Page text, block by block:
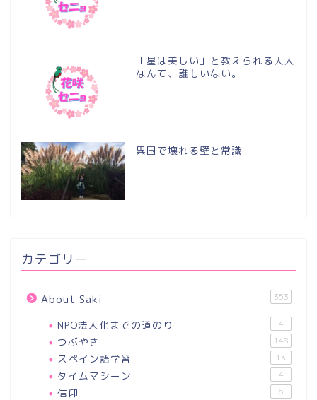
「星は美しい」と教えられる大人
なんて、誰もいない。
異国で壊れる壁と常識
カテゴリー
About Saki 353
NPO法人化までの道のり 4
つぶやき 148
スペイン語学習 13
タイムマシーン 4
信仰 6